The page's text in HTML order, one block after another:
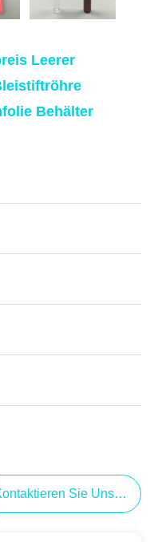
Leerer
Behälter
Sie Uns Jetzt